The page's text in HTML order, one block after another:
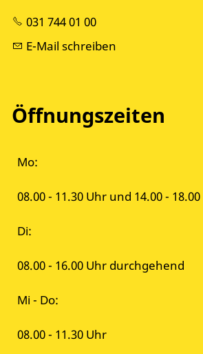
031 744 01 00
E-Mail schreiben
Öffnungszeiten
Mo:
08.00 - 11.30 Uhr und 14.00 -
Di:
08.00 - 16.00 Uhr durchgehend
Mi - Do:
08.00 - 11.30 Uhr